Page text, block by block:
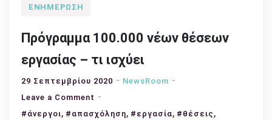
ΕΝΗΜΈΡΩΣΗ
Πρόγραμμα 100.000 νέων θέσεων
εργασίας – τι ισχύει
29 Σεπτεμβρίου 2020
NewsRoom
Leave a Comment on
Πρόγραμμα
#άνεργοι, #απασχόληση, #εργασία, #θέσεις ,